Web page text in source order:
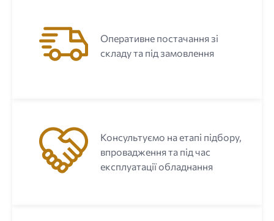
Оперативне постачання зі
складу та під замовлення
Консультуємо на етапі підбору,
впровадження та під час
експлуатації обладнання